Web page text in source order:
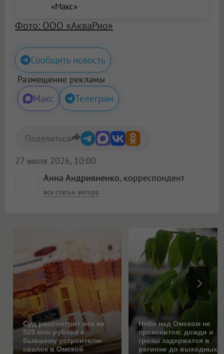
«Макс»
Фото: ООО «АкваРио»
Сообщить новость
Размещение рекламы
Макс Телеграм
Анна Андрияненко, корреспондент
все статьи автора
27 июля 2026, 10:00
Поделиться
Суд рассмотрит иск на
525 млн рублей к
бывшему устроителю
свалок в Омской
Небо над Омском не
прояснится: дожди и
грозы задержатся в
регионе до выходных